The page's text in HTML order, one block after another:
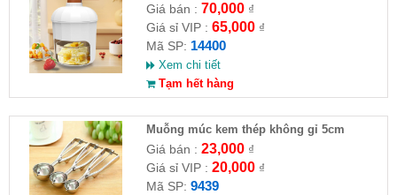
Giá bán : 70,000₫
Giá sỉ VIP : 65,000₫
Mã SP: 14400
Xem chi tiết
Tạm hết hàng
Muỗng múc kem thép không gỉ 5cm
Giá bán : 23,000₫
Giá sỉ VIP : 20,000₫
Mã SP: 9439